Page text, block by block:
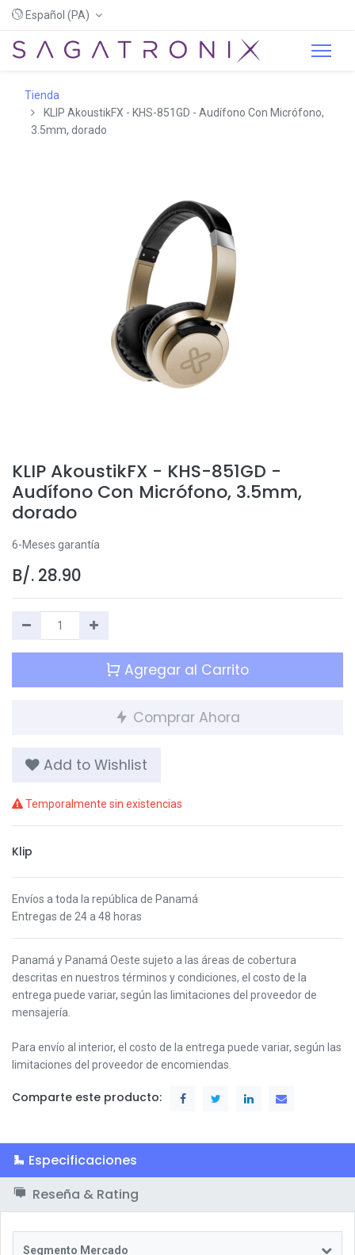
Español (PA)
Tienda
KLIP AkoustikFX - KHS-851GD - Audífono Con Micrófono,
3.5mm, dorado
KLIP AkoustikFX - KHS-851GD -
Audífono Con Micrófono, 3.5mm,
dorado
6-Meses garantía
B/. 28.90
Agregar al Carrito
Comprar Ahora
Add to Wishlist
Temporalmente sin existencias
Klip
Envíos a toda la república de Panamá
Entregas de 24 a 48 horas
Panamá y Panamá Oeste sujeto a las áreas de cobertura
descritas en nuestros términos y condiciones, el costo de la
entrega puede variar, según las limitaciones del proveedor de
mensajería.
Para envío al interior, el costo de la entrega puede variar, según las
limitaciones del proveedor de encomiendas.
Comparte este producto:
Especificaciones
Reseña & Rating
Segmento Mercado